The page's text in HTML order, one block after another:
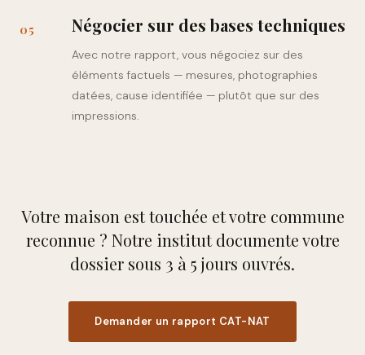
05 Négocier sur des bases techniques
Avec notre rapport, vous négociez sur des
éléments factuels — mesures, photographies
datées, cause identifiée — plutôt que sur des
impressions.
Votre maison est touchée et votre commune
reconnue ? Notre institut documente votre
dossier sous 3 à 5 jours ouvrés.
Demander un rapport CAT-NAT